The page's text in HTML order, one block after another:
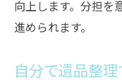
向上します。分担を
進められます。
自分で遺品整